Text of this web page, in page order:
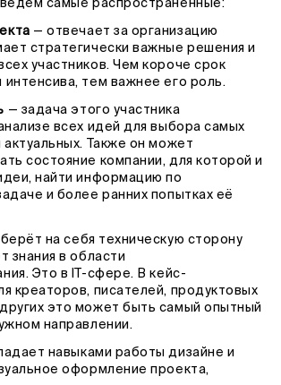
самые распространённые:
— отвечает за организацию
стратегически важные решения и
участников. Чем короче срок
тем важнее его роль.
— задача этого участника
всех идей для выбора самых
актуальных. Также он может
состояние компании, для которой и
найти информацию по
и более ранних попытках её
на себя техническую сторону
знания в области
Это в IT-сфере. В кейс-
креаторов, писателей, продуктовых
это может быть самый опытный
направлении.
навыками работы дизайне и
оформление проекта,